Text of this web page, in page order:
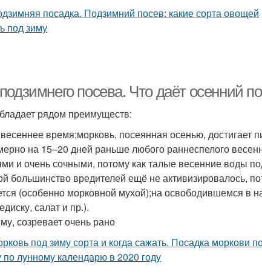
посева. Что даёт осенний
рядом преимуществ:
время;морковь, посеянная осенью, достигает
на 15–20 дней раньше любого раннеспелого
и очень сочными, потому как талые весенние воды
большинство вредителей ещё не активизировалось,
(особенно морковной мухой);на освободившемся в
салат и пр.).
созревает очень рано